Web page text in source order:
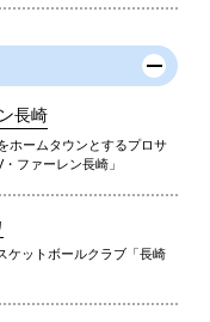
長崎
ホームタウンとするプロサ
ファーレン長崎」
ケットボールクラブ「長崎